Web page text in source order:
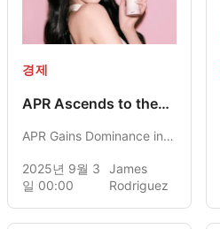
경제
APR Ascends to the
Korean Cosmetics
APR Gains Dominance in
MediCube, Surpassing
Amorepacific in Market
Capitalization to Secure
2025년 9월 3
일 00:00
James
Rodriguez